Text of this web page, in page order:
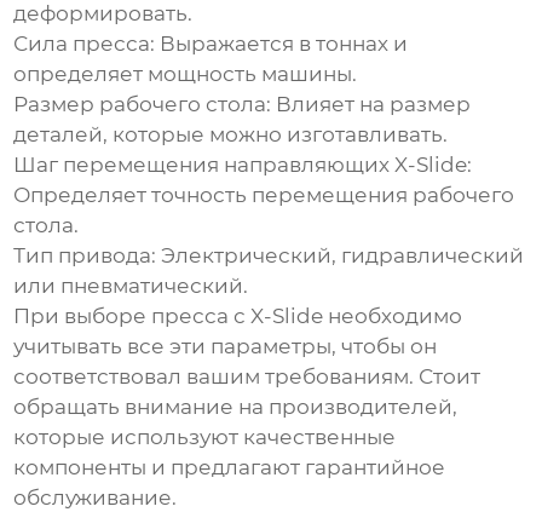
деформировать.
Сила пресса: Выражается в тоннах и
определяет мощность машины.
Размер рабочего стола: Влияет на размер
деталей, которые можно изготавливать.
Шаг перемещения направляющих X-Slide:
Определяет точность перемещения рабочего
стола.
Тип привода: Электрический, гидравлический
или пневматический.
При выборе пресса с X-Slide необходимо
учитывать все эти параметры, чтобы он
соответствовал вашим требованиям. Стоит
обращать внимание на производителей,
которые используют качественные
компоненты и предлагают гарантийное
обслуживание.